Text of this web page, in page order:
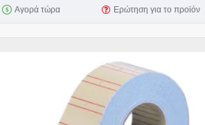
Αγορά τώρα Ερώτηση για το προϊόν